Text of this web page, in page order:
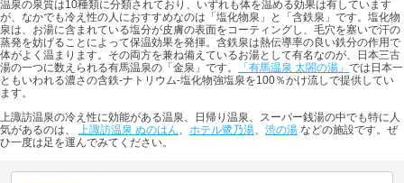
温泉の泉質は10種類に分類されており、いずれも体を温める効果は有しています
が、なかでも冷え性の人におすすめなのは「塩化物泉」と「含鉄泉」です。塩化物
泉は、お湯に含まれている塩分が皮膚の表面をコーティングし、毛穴を塞いで汗の
蒸発を妨げることによって保温効果を発揮。含鉄泉は熱伝導率の良い鉄分の作用で
体がよく温まります。その両方を兼ね備えているお湯として有名なのが、日本三古
湯の一つに数えられる有馬温泉の「金泉」です。
「有馬温泉 太閤の湯」 では日本一
ともいわれる濃さの含鉄-ナトリウム-塩化物強塩泉を100％かけ流しで提供してい
ます。
上諏訪温泉の冷え性に効能がある温泉、日帰り温泉、スーパー銭湯の中でも特に人
気があるのは、 上諏訪温泉 ぬのはん、 ホテル鷺乃湯、 渋の湯 などの施設です。ぜ
ひ一度は足を運んでみてください。